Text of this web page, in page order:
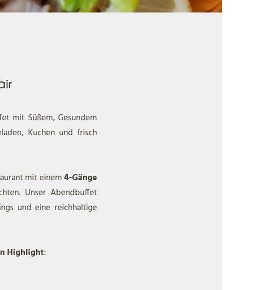
mit Süßem, Gesundem
Kuchen und frisch
mit einem4-Gänge
Unser Abendbuffet
und eine reichhaltige
Highlight: